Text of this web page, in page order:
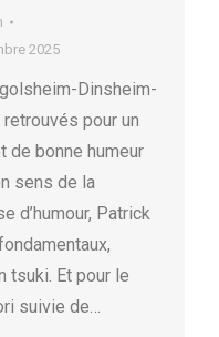
2025
Dinsheim-
pour un
de bonne humeur
sens de la
d’humour, Patrick
tsuki. Et pour le
suivie de…